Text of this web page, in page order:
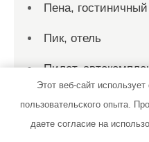
Пена,
Пик, отель
Пилот,
Подгородный,
Подкова, баня
Этот веб-сайт
пользовательского опыта.
даете согласие на